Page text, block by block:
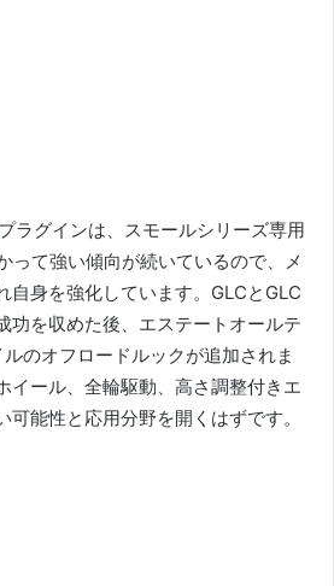
ラグインは、スモールシリーズ専用
って強い傾向が続いているので、メ
身を強化しています。 GLCとGLC
功を収めた後、エステートオールテ
のオフロードルックが追加されま
イール、全輪駆動、高さ調整付きエ
能性と応用分野を開くはずです。